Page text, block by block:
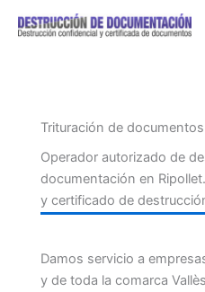
Trituración de
Operador autorizado de
documentación en
y certificado de
Damos servicio a
y de toda la comarca